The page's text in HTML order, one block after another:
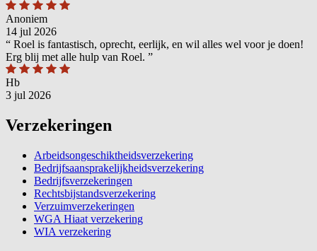
Anoniem
14 jul 2026
“ Roel is fantastisch, oprecht, eerlijk, en wil alles wel voor je doen!
Erg blij met alle hulp van Roel. ”
Hb
3 jul 2026
Verzekeringen
Arbeidsongeschiktheidsverzekering
Bedrijfsaansprakelijkheidsverzekering
Bedrijfsverzekeringen
Rechtsbijstandsverzekering
Verzuimverzekeringen
WGA Hiaat verzekering
WIA verzekering